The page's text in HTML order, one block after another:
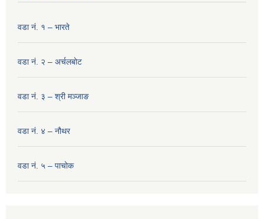
वडा नं. १ – भारते
वडा नं. २ – अर्चलबोट
वडा नं. ३ – श्री मञ्‍जाङ
वडा नं. ४ – नौथर
वडा नं. ५ – पाचोक